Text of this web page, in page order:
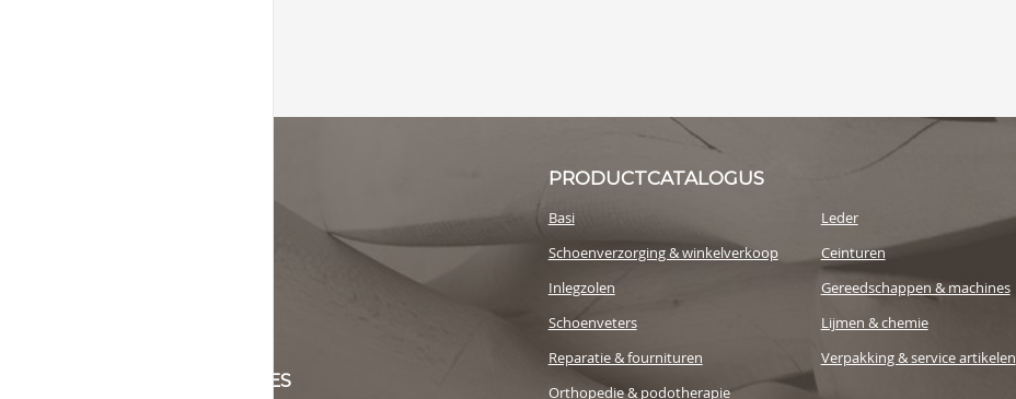
OPENINGSTIJDEN & ADRES
PRODUCTCATALOGUS
Basi
Schoenverzorging & winkelverkoop
Inlegzolen
Schoenveters
Reparatie & fournituren
Orthopedie & podotherapie
Leder
Ceinturen
Gereedschappen & machines
Lijmen & chemie
Verpakking & service artikelen